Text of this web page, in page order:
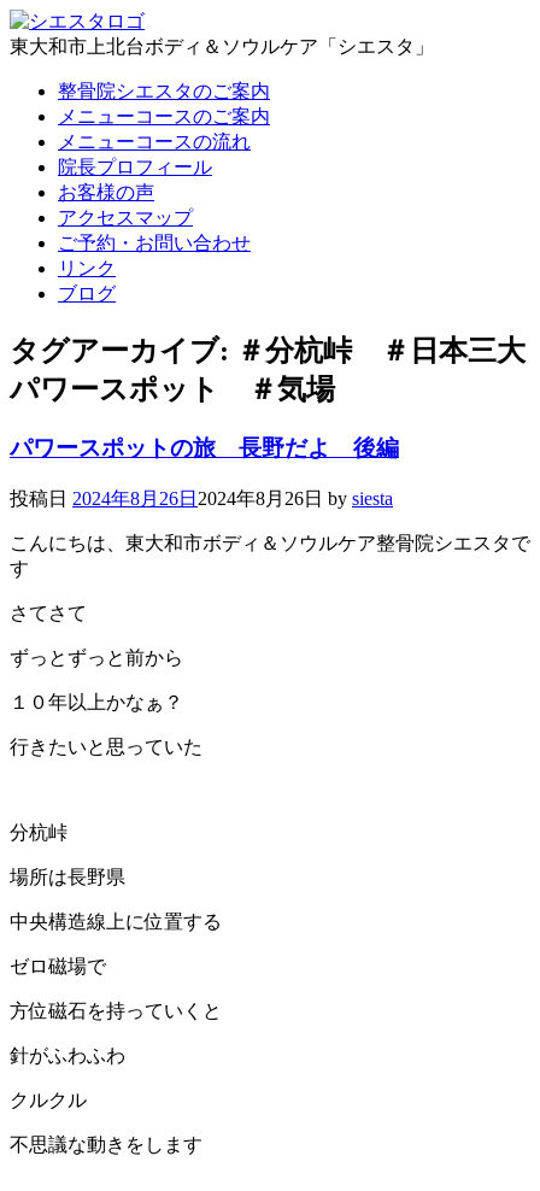
東大和市上北台ボディ＆ソウルケア「シエスタ」
整骨院シエスタのご案内
メニューコースのご案内
メニューコースの流れ
院長プロフィール
お客様の声
アクセスマップ
ご予約・お問い合わせ
リンク
ブログ
タグアーカイブ: ＃分杭峠 ＃日本三大
パワースポット ＃気場
パワースポットの旅 長野だよ 後編
投稿日 2024年8月26日 2024年8月26日 by siesta
こんにちは、東大和市ボディ＆ソウルケア整骨院シエスタで
す
さてさて
ずっとずっと前から
１０年以上かなぁ？
行きたいと思っていた
分杭峠
場所は長野県
中央構造線上に位置する
ゼロ磁場で
方位磁石を持っていくと
針がふわふわ
クルクル
不思議な動きをします